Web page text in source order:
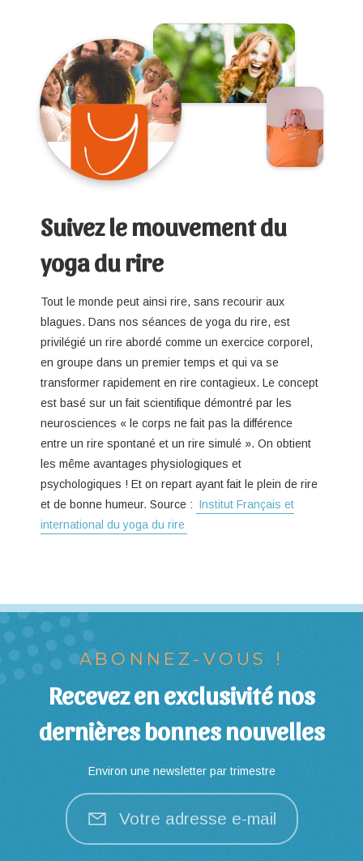
Suivez le mouvement du
yoga du rire
Tout le monde peut ainsi rire, sans recourir aux
blagues. Dans nos séances de yoga du rire, est
privilégié un rire abordé comme un exercice corporel,
en groupe dans un premier temps et qui va se
transformer rapidement en rire contagieux. Le concept
est basé sur un fait scientifique démontré par les
neurosciences « le corps ne fait pas la différence
entre un rire spontané et un rire simulé ». On obtient
les même avantages physiologiques et
psychologiques ! Et on repart ayant fait le plein de rire
et de bonne humeur. Source : Institut Français et
international du yoga du rire
ABONNEZ-VOUS !
Recevez en exclusivité nos
dernières bonnes nouvelles
Environ une newsletter par trimestre
Votre adresse e-mail